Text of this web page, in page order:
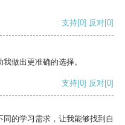
支持[0] 反对[0]
做出更准确的选择。
支持[0] 反对[0]
的学习需求，让我能够找到自